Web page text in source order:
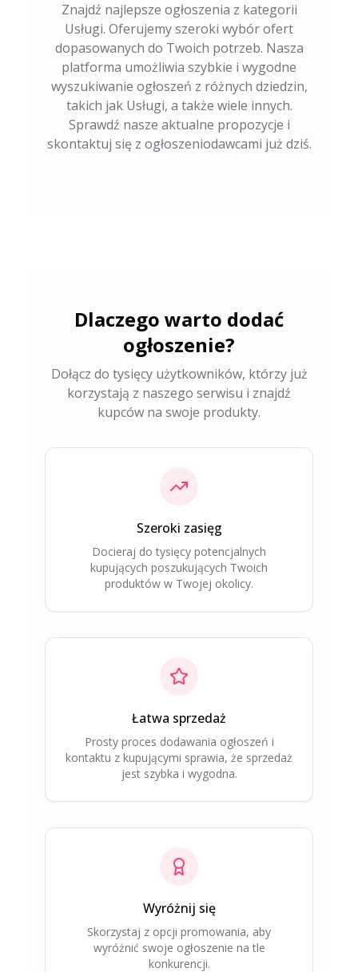
Znajdź najlepsze ogłoszenia z kategorii
Usługi. Oferujemy szeroki wybór ofert
dopasowanych do Twoich potrzeb. Nasza
platforma umożliwia szybkie i wygodne
wyszukiwanie ogłoszeń z różnych dziedzin,
takich jak Usługi, a także wiele innych.
Sprawdź nasze aktualne propozycje i
skontaktuj się z ogłoszeniodawcami już dziś.
Dlaczego warto dodać
ogłoszenie?
Dołącz do tysięcy użytkowników, którzy już
korzystają z naszego serwisu i znajdź
kupców na swoje produkty.
Szeroki zasięg
Docieraj do tysięcy potencjalnych
kupujących poszukujących Twoich
produktów w Twojej okolicy.
Łatwa sprzedaż
Prosty proces dodawania ogłoszeń i
kontaktu z kupującymi sprawia, że sprzedaż
jest szybka i wygodna.
Wyróżnij się
Skorzystaj z opcji promowania, aby
wyróżnić swoje ogłoszenie na tle
konkurencji.